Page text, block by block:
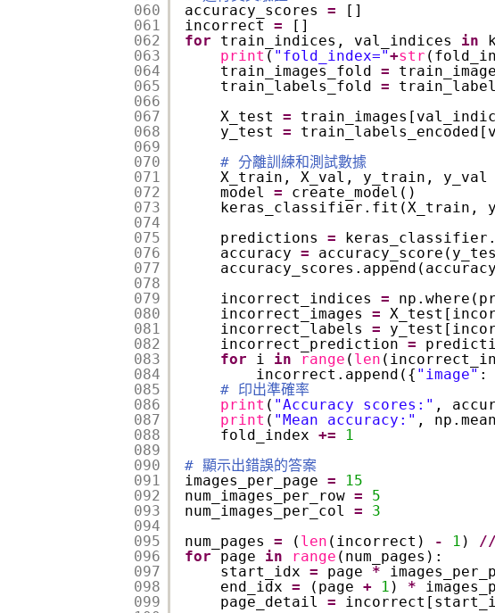
060
061
062
063
064
065
066
067
068
069
070
071
072
073
074
075
076
077
078
079
080
081
082
083
084
085
086
087
088
089
090
091
092
093
094
095
096
097
098
099
accuracy_scores =
[]
incorrect =
[]
for
train_indices, val_indices in
print ( "fold_index="+str
train_images_fold =
train_labels_fold =
X_test =
y_test =
# 分離訓練和測試數據
X_train, X_val, y_train,
model =
create_model()
keras_classifier.fit(X_train,
predictions =
accuracy =
incorrect_indices =
incorrect_images =
incorrect_labels =
incorrect_prediction =
for
i in range ( len
incorrect.append({ "image" :
# 印出準確率
print ( "Accuracy scores:" ,
print ( "Mean accuracy:" ,
fold_index +=
1
# 顯示出錯誤的答案
images_per_page =
15
num_images_per_row =
5
num_images_per_col =
3
num_pages = ( len (incorrect) - 1 ) //
for
page in range (num_pages):
start_idx = page *
end_idx = (page + 1 ) *
page_detail =